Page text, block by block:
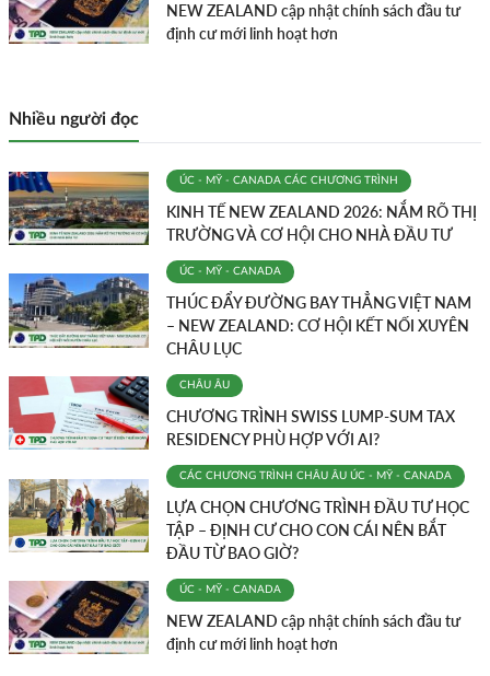
NEW ZEALAND cập nhật chính sách đầu tư
định cư mới linh hoạt hơn
Nhiều người đọc
ÚC - MỸ - CANADA CÁC CHƯƠNG TRÌNH
KINH TẾ NEW ZEALAND 2026: NẮM RÕ THỊ
TRƯỜNG VÀ CƠ HỘI CHO NHÀ ĐẦU TƯ
ÚC - MỸ - CANADA
THÚC ĐẨY ĐƯỜNG BAY THẲNG VIỆT NAM
– NEW ZEALAND: CƠ HỘI KẾT NỐI XUYÊN
CHÂU LỤC
CHÂU ÂU
CHƯƠNG TRÌNH SWISS LUMP-SUM TAX
RESIDENCY PHÙ HỢP VỚI AI?
CÁC CHƯƠNG TRÌNH CHÂU ÂU ÚC - MỸ - CANADA
LỰA CHỌN CHƯƠNG TRÌNH ĐẦU TƯ HỌC
TẬP – ĐỊNH CƯ CHO CON CÁI NÊN BẮT
ĐẦU TỪ BAO GIỜ?
ÚC - MỸ - CANADA
NEW ZEALAND cập nhật chính sách đầu tư
định cư mới linh hoạt hơn